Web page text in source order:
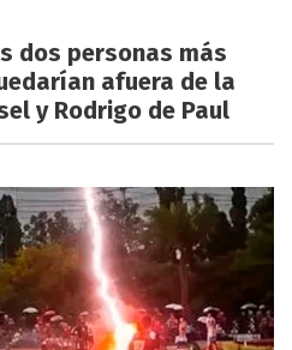
dos personas más
afuera de la
y Rodrigo de Paul